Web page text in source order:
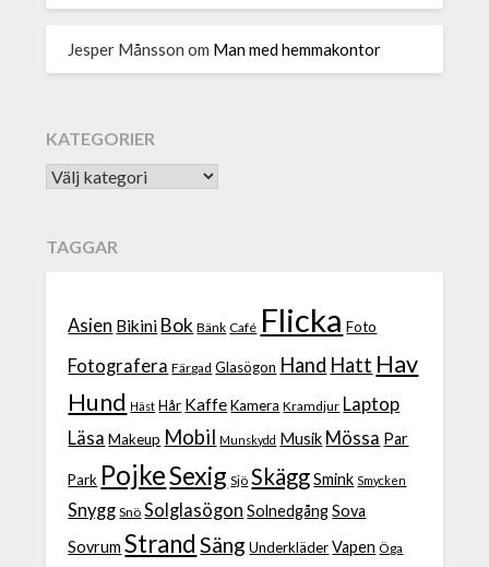
Jesper Månsson om Man med hemmakontor
KATEGORIER
TAGGAR
Asien Bikini Bok Bänk Café Flicka Foto
Fotografera Färgad Glasögon Hand Hatt Hav
Hund Häst Hår Kaffe Kamera Kramdjur Laptop
Läsa Makeup Mobil Munskydd Musik Mössa Par
Park PojkeSexig Sjö Skägg Smink Smycken
Snygg Snö Solglasögon Solnedgång Sova
Sovrum Strand Säng Underkläder Vapen Öga